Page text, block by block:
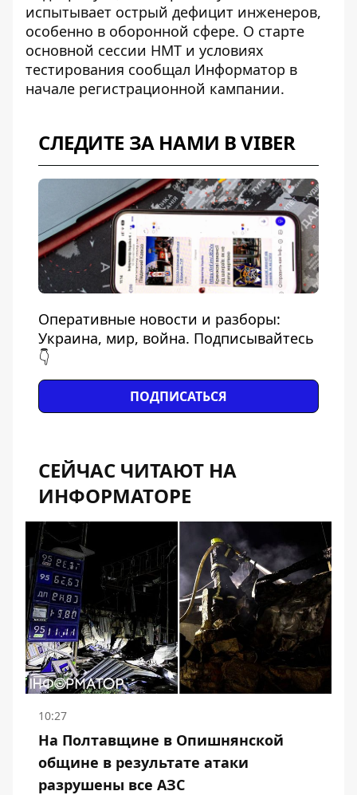
испытывает острый дефицит инженеров,
особенно в оборонной сфере. О старте
основной сессии НМТ и условиях
тестирования сообщал Информатор в
начале регистрационной кампании.
СЛЕДИТЕ ЗА НАМИ В VIBER
Оперативные новости и разборы:
Украина, мир, война. Подписывайтесь
👇
ПОДПИСАТЬСЯ
СЕЙЧАС ЧИТАЮТ НА
ИНФОРМАТОРЕ
10:27
На Полтавщине в Опишнянской
общине в результате атаки
разрушены все АЗС